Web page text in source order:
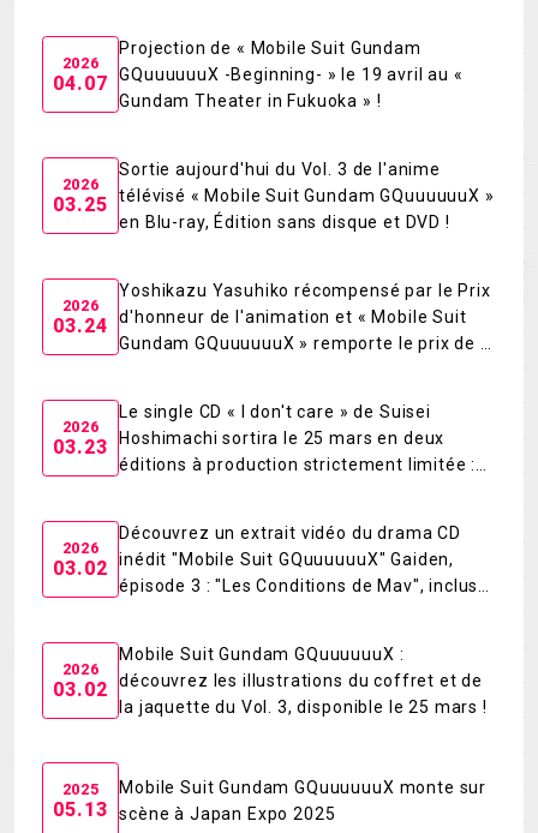
THEATER
2026
04.07
Projection de « Mobile Suit Gundam
GQuuuuuuX -Beginning- » le 19 avril au «
Gundam Theater in Fukuoka » !
2026
03.25
Sortie aujourd'hui du Vol. 3 de l'anime
télévisé « Mobile Suit Gundam GQuuuuuuX »
en Blu-ray, Édition sans disque et DVD !
2026
03.24
Yoshikazu Yasuhiko récompensé par le Prix
d'honneur de l'animation et « Mobile Suit
Gundam GQuuuuuuX » remporte le prix de la
2026 »
2026
03.23
Le single CD « I don't care » de Suisei
Hoshimachi sortira le 25 mars en deux
éditions à production strictement limitée :
2026
03.02
Découvrez un extrait vidéo du drama CD
inédit "Mobile Suit GQuuuuuuX" Gaiden,
épisode 3 : "Les Conditions de Mav", inclus
2026
03.02
Mobile Suit Gundam GQuuuuuuX :
découvrez les illustrations du coffret et de
la jaquette du Vol. 3, disponible le 25 mars !
2025
05.13
Mobile Suit Gundam GQuuuuuuX monte sur
scène à Japan Expo 2025